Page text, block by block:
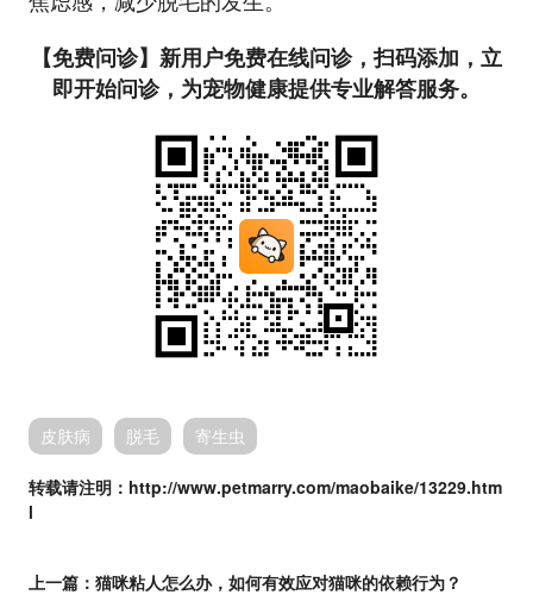
【免费问诊】新用户免费在线问诊，扫码添加，立
即开始问诊，为宠物健康提供专业解答服务。
皮肤病 脱毛 寄生虫
转载请注明：http://www.petmarry.com/maobaike/13229.htm
l
上一篇： 猫咪粘人怎么办，如何有效应对猫咪的依赖行为？